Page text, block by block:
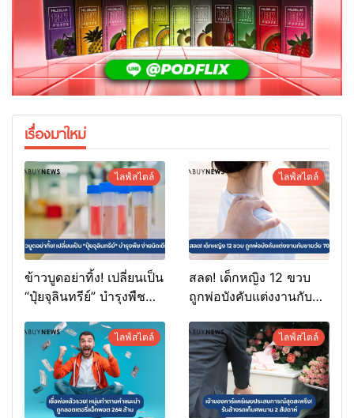
เรื่องมาใหม่
ไลฟ์สไตล์
ข้าวบูดอย่าทิ้ง! เปลี่ยนเป็น
“ปุ๋ยจุลินทรีย์” บำรุงพืช
ไลฟ์สไตล์
สลด! เด็กหญิง 12 ขวบ
ถูกพ่อบังคับแต่งงานกับ
ไลฟ์สไตล์ ไลฟ์สไตล์